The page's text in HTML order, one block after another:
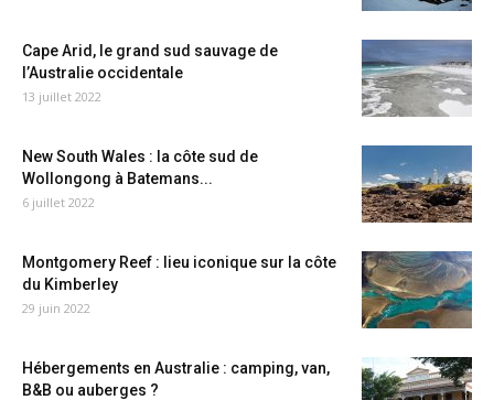
Cape Arid, le grand sud sauvage de
l’Australie occidentale
13 juillet 2022
New South Wales : la côte sud de
Wollongong à Batemans...
6 juillet 2022
Montgomery Reef : lieu iconique sur la côte
du Kimberley
29 juin 2022
Hébergements en Australie : camping, van,
B&B ou auberges ?